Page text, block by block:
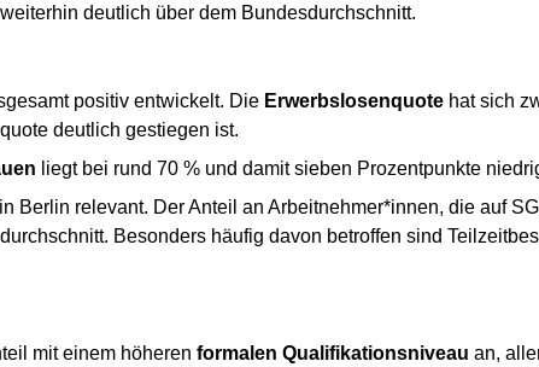
deutlich über dem Bundesdurchschnitt.
positiv entwickelt. Die Erwerbslosenquotehat sich
deutlich gestiegen ist.
liegt bei rund 70 % und damit sieben Prozentpunkte
Berlin relevant. Der Anteil an Arbeitnehmer*innen, die auf
Besonders häufig davon betroffen sind
mit einem höheren formalen Qualifikationsniveau an,